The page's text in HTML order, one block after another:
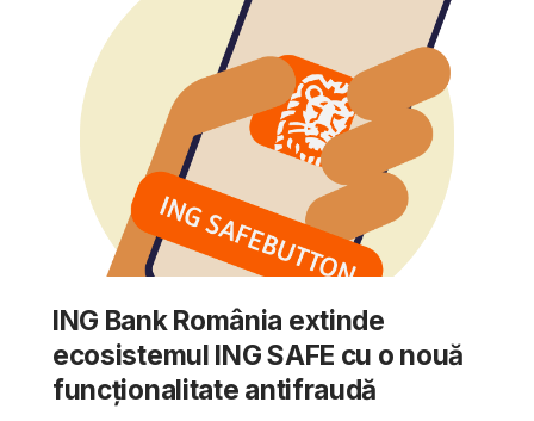
ING Bank România extinde
ecosistemul ING SAFE cu o nouă
funcționalitate antifraudă